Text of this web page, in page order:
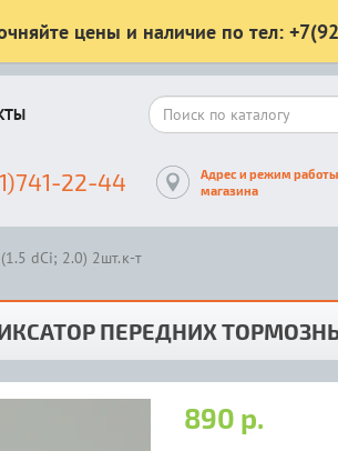
цены и наличие по тел:
22-44
Адрес и режим работы
магазина
dCi; 2.0) 2шт.к-т
ПЕРЕДНИХ
890 р.